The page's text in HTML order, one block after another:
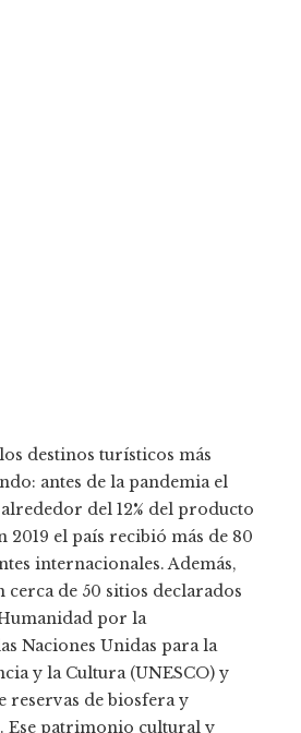
destinos turísticos más
antes de la pandemia el
del 12% del producto
el país recibió más de 80
internacionales. Además,
cerca de 50 sitios declarados
por la
Naciones Unidas para la
y la Cultura (UNESCO) y
reservas de biosfera y
Ese patrimonio cultural y